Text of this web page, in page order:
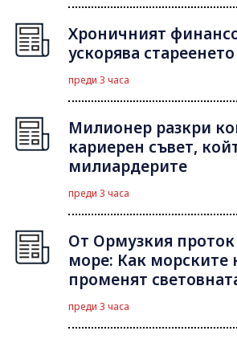
Хроничният
ускорява
преди 3 часа
Милионер разкри
кариерен съвет,
милиардерите
преди 3 часа
От Ормузкия
море: Как морските
променят
преди 3 часа